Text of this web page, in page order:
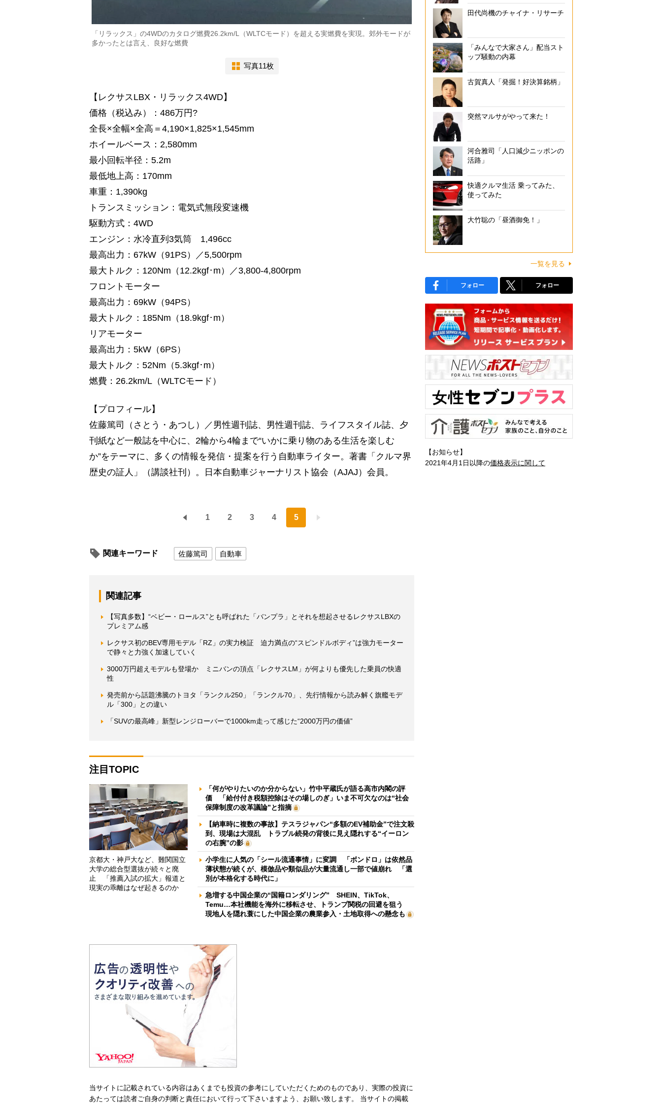
「リラックス」の4WDのカタログ燃費26.2km/L（WLTCモード）を超える実燃費を実現。郊外モードが
多かったとは言え、良好な燃費
写真11枚
【レクサスLBX・リラックス4WD】
価格（税込み）：486万円?
全長×全幅×全高＝4,190×1,825×1,545mm
ホイールベース：2,580mm
最小回転半径：5.2m
最低地上高：170mm
車重：1,390kg
トランスミッション：電気式無段変速機
駆動方式：4WD
エンジン：水冷直列3気筒 1,496cc
最高出力：67kW（91PS）／5,500rpm
最大トルク：120Nm（12.2kgf･m）／3,800-4,800rpm
フロントモーター
最高出力：69kW（94PS）
最大トルク：185Nm（18.9kgf･m）
リアモーター
最高出力：5kW（6PS）
最大トルク：52Nm（5.3kgf･m）
燃費：26.2km/L（WLTCモード）
【プロフィール】
佐藤篤司（さとう・あつし）／男性週刊誌、男性週刊誌、ライフスタイル誌、夕
刊紙など一般誌を中心に、2輪から4輪まで“いかに乗り物のある生活を楽しむ
か”をテーマに、多くの情報を発信・提案を行う自動車ライター。著書「クルマ界
歴史の証人」（講談社刊）。日本自動車ジャーナリスト協会（AJAJ）会員。
1 2 3 4 5
関連キーワード 佐藤篤司 自動車
関連記事
【写真多数】“ベビー・ロールス”とも呼ばれた「バンプラ」とそれを想起させるレクサスLBXの
プレミアム感
レクサス初のBEV専用モデル「RZ」の実力検証 迫力満点の“スピンドルボディ”は強力モーター
で静々と力強く加速していく
3000万円超えモデルも登場か ミニバンの頂点「レクサスLM」が何よりも優先した乗員の快適
性
発売前から話題沸騰のトヨタ「ランクル250」「ランクル70」、先行情報から読み解く旗艦モデ
ル「300」との違い
「SUVの最高峰」新型レンジローバーで1000km走って感じた“2000万円の価値”
注目TOPIC
京都大・神戸大など、難関国立
大学の総合型選抜が続々と廃
止 「推薦入試の拡大」報道と
現実の乖離はなぜ起きるのか
「何がやりたいのか分からない」竹中平蔵氏が語る高市内閣の評
価 「給付付き税額控除はその場しのぎ」いま不可欠なのは“社会
保障制度の改革議論”と指摘
【納車時に複数の事故】テスラジャパン“多額のEV補助金”で注文殺
到、現場は大混乱 トラブル続発の背後に見え隠れする“イーロン
の右腕”の影
小学生に人気の「シール流通事情」に変調 「ボンドロ」は依然品
薄状態が続くが、模倣品や類似品が大量流通し一部で値崩れ 「選
別が本格化する時代に」
急増する中国企業の“国籍ロンダリング” SHEIN、TikTok、
Temu…本社機能を海外に移転させ、トランプ関税の回避を狙う
現地人を隠れ蓑にした中国企業の農業参入・土地取得への懸念も
当サイトに記載されている内容はあくまでも投資の参考にしていただくためのものであり、実際の投資に
あたっては読者ご自身の判断と責任において行って下さいますよう、お願い致します。 当サイトの掲載
田代尚機のチャイナ・リサーチ
「みんなで大家さん」配当スト
ップ騒動の内幕
古賀真人「発掘！好決算銘柄」
突然マルサがやって来た！
河合雅司「人口減少ニッポンの
活路」
快適クルマ生活 乗ってみた、
使ってみた
大竹聡の「昼酒御免！」
一覧を見る
フォロー フォロー
【お知らせ】
2021年4月1日以降の価格表示に関して